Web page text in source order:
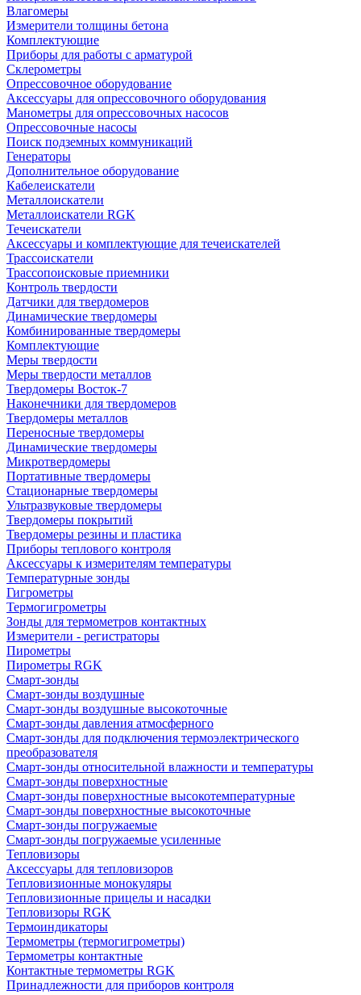
Влагомеры
Измерители толщины бетона
Комплектующие
Приборы для работы с арматурой
Склерометры
Опрессовочное оборудование
Аксессуары для опрессовочного оборудования
Манометры для опрессовочных насосов
Опрессовочные насосы
Поиск подземных коммуникаций
Генераторы
Дополнительное оборудование
Кабелеискатели
Металлоискатели
Металлоискатели RGK
Течеискатели
Аксессуары и комплектующие для течеискателей
Трассоискатели
Трассопоисковые приемники
Контроль твердости
Датчики для твердомеров
Динамические твердомеры
Комбинированные твердомеры
Комплектующие
Меры твердости
Меры твердости металлов
Твердомеры Восток-7
Наконечники для твердомеров
Твердомеры металлов
Переносные твердомеры
Динамические твердомеры
Микротвердомеры
Портативные твердомеры
Стационарные твердомеры
Ультразвуковые твердомеры
Твердомеры покрытий
Твердомеры резины и пластика
Приборы теплового контроля
Аксессуары к измерителям температуры
Температурные зонды
Гигрометры
Термогигрометры
Зонды для термометров контактных
Измерители - регистраторы
Пирометры
Пирометры RGK
Смарт-зонды
Смарт-зонды воздушные
Смарт-зонды воздушные высокоточные
Смарт-зонды давления атмосферного
Смарт-зонды для подключения термоэлектрического
преобразователя
Смарт-зонды относительной влажности и температуры
Смарт-зонды поверхностные
Смарт-зонды поверхностные высокотемпературные
Смарт-зонды поверхностные высокоточные
Смарт-зонды погружаемые
Смарт-зонды погружаемые усиленные
Тепловизоры
Аксессуары для тепловизоров
Тепловизионные монокуляры
Тепловизионные прицелы и насадки
Тепловизоры RGK
Термоиндикаторы
Термометры (термогигрометры)
Термометры контактные
Контактные термометры RGK
Принадлежности для приборов контроля